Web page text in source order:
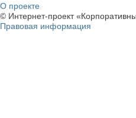
О проекте
© Интернет-проект
Правовая информация